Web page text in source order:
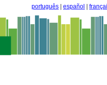
português español